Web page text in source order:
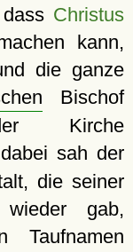
Christus
kann,
die ganze
Bischof
sah der
die seiner
gab,